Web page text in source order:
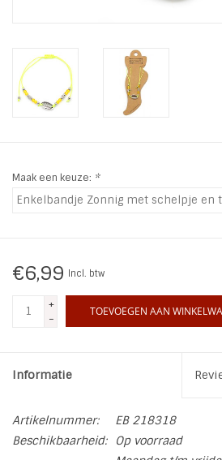
LIFESTYLE PRODUCTEN
SALE
Maak een keuze: *
€6,99 Incl. btw
+
-
TOEVOEGEN AAN
Informatie
Artikelnummer:
EB 218318
Beschikbaarheid:
Op voorraad